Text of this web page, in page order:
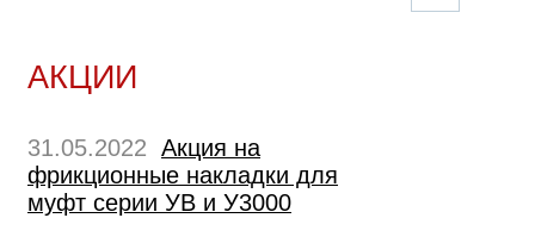
АКЦИИ
31.05.2022 Акция на
фрикционные накладки для
муфт серии УВ и У3000